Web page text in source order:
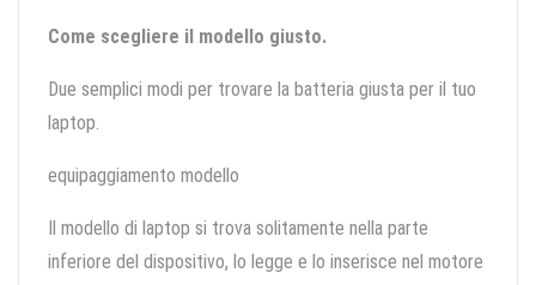
Come scegliere il modello giusto.
Due semplici modi per trovare la batteria giusta per il tuo
laptop.
equipaggiamento modello
Il modello di laptop si trova solitamente nella parte
inferiore del dispositivo, lo legge e lo inserisce nel motore